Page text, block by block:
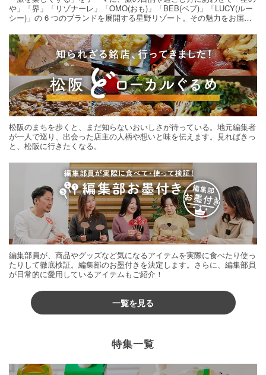
や」「界」「リゾナーレ」「OMO(おも)」「BEB(ベブ)」「LUCY(ルー
シー)」の 6 つのブランドを展開する星野リゾート。その魅力をお届け
松阪のまちを歩くと、まだ知らないおいしさが待っている。地元編集者
が一人で巡り、出会った店主の人柄や想いと味を伝えます。見ればきっ
と、松阪に行きたくなる。
編集部員が、商品やグッズなど気になるアイテムを実際に食べたり使っ
たりして徹底検証。編集部のお墨付きを決定します。さらに、編集部員
が日常的に愛用しているアイテムもご紹介！
一覧を見る
特集一覧